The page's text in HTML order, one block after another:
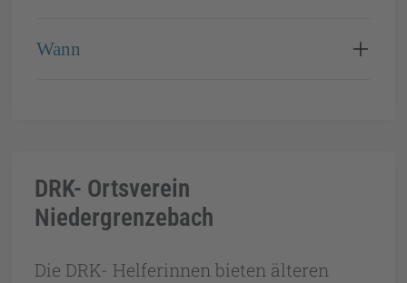
Wann
DRK- Ortsverein
Niedergrenzebach
Die DRK- Helferinnen bieten älteren